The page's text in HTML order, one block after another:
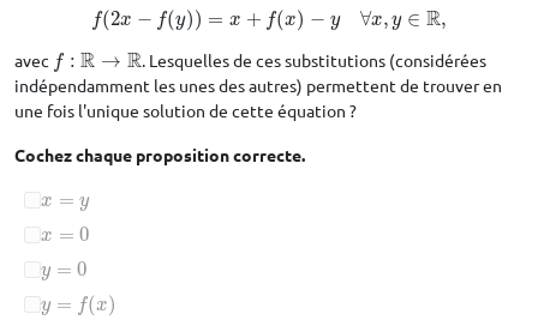
f(2x − f(y)) = x + f(x) − y ∀x, y ∈ R,
f(2x− f(y ))=x+ f(x)−y ∀x,y R,
avec f : R → R
f:R→R
. Lesquelles de ces substitutions (considérées
indépendamment les unes des autres) permettent de trouver en
une fois l'unique solution de cette équation ?
Cochez chaque proposition correcte.
x = y
x= y
x = 0
x= 0
y = 0
y=0
y = f(x)
y=f( )